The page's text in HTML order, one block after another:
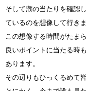
そして潮の当たりを確認
ているのを想像して行きま
この想像する時間がたま
良いポイントに当たる時
あります。
その辺りもひっくるめて